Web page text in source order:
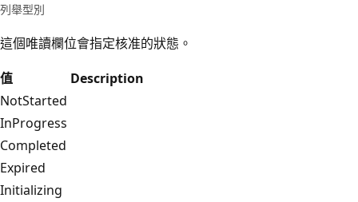
列舉型別
這個唯讀欄位會指定核准的狀態。
值
Description
NotStarted
InProgress
Completed
Expired
Initializing